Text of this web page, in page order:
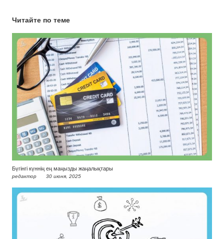
Читайте по теме
Бүгінгі күннің ең маңызды жаңалықтары
редактор 30 июня, 2025